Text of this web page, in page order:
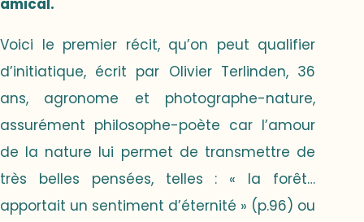
amical.
Voici le premier récit, qu’on peut qualifier
d’initiatique, écrit par Olivier Terlinden, 36
ans, agronome et photographe-nature,
assurément philosophe-poète car l’amour
de la nature lui permet de transmettre de
très belles pensées, telles : « la forêt…
apportait un sentiment d’éternité » (p.96) ou